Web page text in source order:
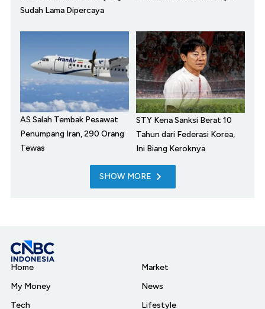
Sudah Lama Dipercaya
AS Salah Tembak Pesawat
Penumpang Iran, 290 Orang
Tewas
STY Kena Sanksi Berat 10
Tahun dari Federasi Korea,
Ini Biang Keroknya
SHOW MORE
Home
My Money
Tech
Market
News
Lifestyle